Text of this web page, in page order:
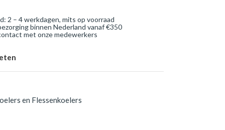
2 – 4 werkdagen, mits op voorraad
binnen Nederland vanaf €350
met onze medewerkers
en Flessenkoelers